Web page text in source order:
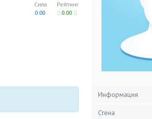
Рейтинг
0.00
Сила
0.00
Информация
Стена